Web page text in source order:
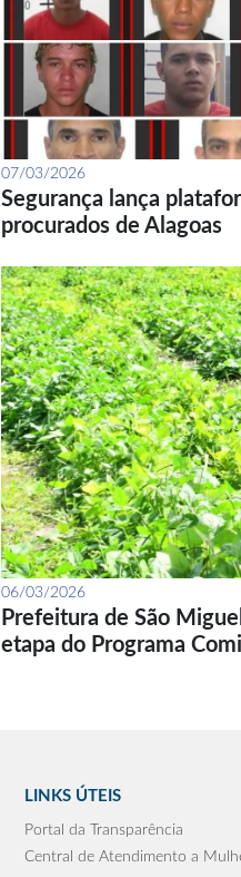
07/03/2026
Segurança lança
procurados de Alagoas
06/03/2026
Prefeitura de São
etapa do Programa
LINKS ÚTEIS
Portal da Transparência
Central de Atendimento a